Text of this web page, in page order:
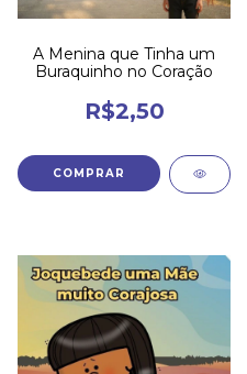
A Menina que Tinha um
Buraquinho no Coração
R$2,50